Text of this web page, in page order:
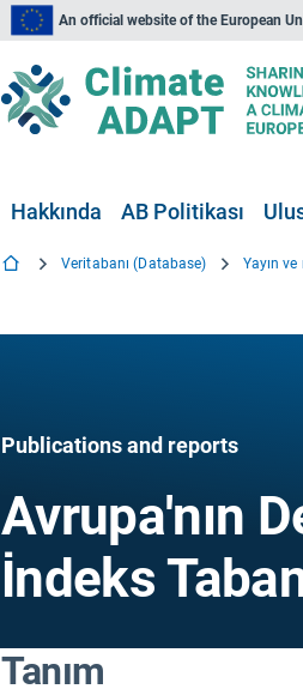
An official website of the European
Hakkında AB Politikası
Veritabanı (Database) Yayın
Publications and reports
Avrupa'nın
İndeks
Tanım